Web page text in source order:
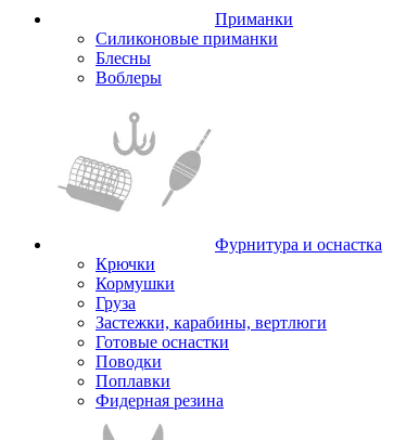
Приманки
Силиконовые приманки
Блесны
Воблеры
Фурнитура и оснастка
Крючки
Кормушки
Груза
Застежки, карабины, вертлюги
Готовые оснастки
Поводки
Поплавки
Фидерная резина